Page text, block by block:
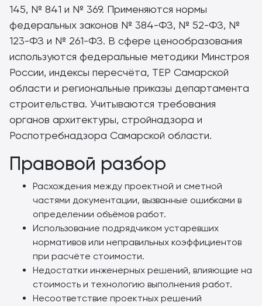
145, № 841 и № 369. Применяются нормы
федеральных законов № 384-ФЗ, № 52-ФЗ, №
123-ФЗ и № 261-ФЗ. В сфере ценообразования
используются федеральные методики Минстроя
России, индексы пересчёта, ТЕР Самарской
области и региональные приказы департамента
строительства. Учитываются требования
органов архитектуры, стройнадзора и
Роспотребнадзора Самарской области.
Правовой разбор
Расхождения между проектной и сметной
частями документации, вызванные ошибками в
определении объёмов работ.
Использование подрядчиком устаревших
нормативов или неправильных коэффициентов
при расчёте стоимости.
Недостатки инженерных решений, влияющие на
стоимость и технологию выполнения работ.
Несоответствие проектных решений